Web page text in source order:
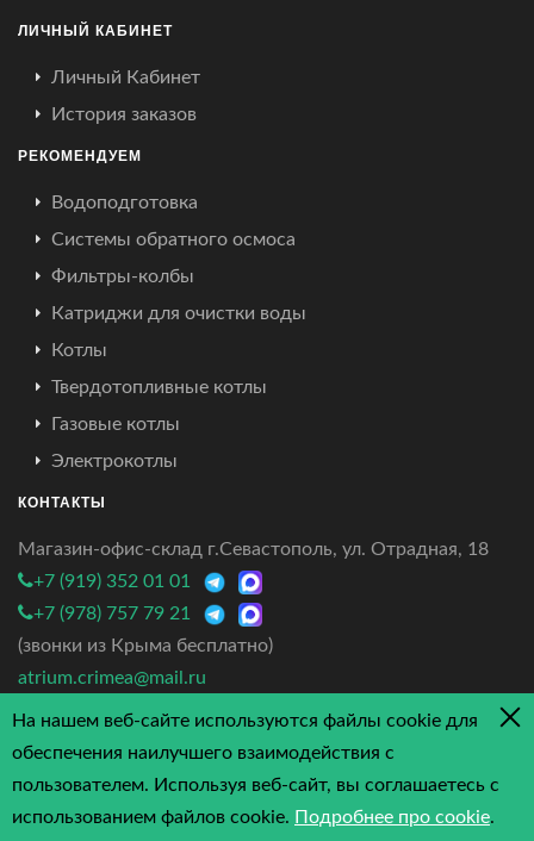
ЛИЧНЫЙ КАБИНЕТ
Личный Кабинет
История заказов
РЕКОМЕНДУЕМ
Водоподготовка
Системы обратного осмоса
Фильтры-колбы
Катриджи для очистки воды
Котлы
Твердотопливные котлы
Газовые котлы
Электрокотлы
КОНТАКТЫ
Магазин-офис-склад г.Севастополь, ул. Отрадная, 18
+7 (919) 352 01 01
+7 (978) 757 79 21
(звонки из Крыма бесплатно)
atrium.crimea@mail.ru
4.7/5 - 3 отзыва
На нашем веб-сайте используются файлы cookie для
обеспечения наилучшего взаимодействия с
пользователем. Используя веб-сайт, вы соглашаетесь с
использованием файлов cookie. Подробнее про cookie.